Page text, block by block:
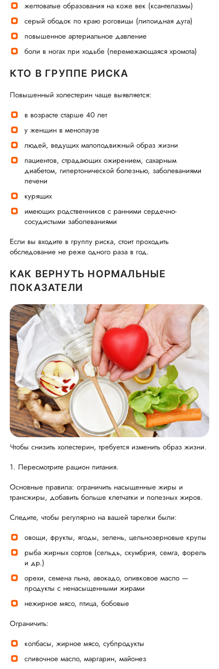
желтоватые образования на коже век (ксантелазмы)
серый ободок по краю роговицы (липоидная дуга)
повышенное артериальное давление
боли в ногах при ходьбе (перемежающаяся хромота)
КТО В ГРУППЕ РИСКА
Повышенный холестерин чаще выявляется:
в возрасте старше 40 лет
у женщин в менопаузе
людей, ведущих малоподвижный образ жизни
пациентов, страдающих ожирением, сахарным
диабетом, гипертонической болезнью, заболеваниями
печени
курящих
имеющих родственников с ранними сердечно-
сосудистыми заболеваниями
Если вы входите в группу риска, стоит проходить
обследование не реже одного раза в год.
КАК ВЕРНУТЬ НОРМАЛЬНЫЕ
ПОКАЗАТЕЛИ
Чтобы снизить холестерин, требуется изменить образ жизни.
1. Пересмотрите рацион питания.
Основные правила: ограничить насыщенные жиры и
трансжиры, добавить больше клетчатки и полезных жиров.
Следите, чтобы регулярно на вашей тарелки были:
овощи, фрукты, ягоды, зелень, цельнозерновые крупы
рыба жирных сортов (сельдь, скумбрия, семга, форель
и др.)
орехи, семена льна, авокадо, оливковое масло —
продукты с ненасыщенными жирами
нежирное мясо, птица, бобовые
Ограничить:
колбасы, жирное мясо, субпродукты
сливочное масло, маргарин, майонез